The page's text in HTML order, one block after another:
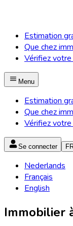
Estimation
Que chez
Vérifiez
Menu
Estimation
Que chez
Vérifiez
Se connecter
Nederlands
Français
English
Immobilier